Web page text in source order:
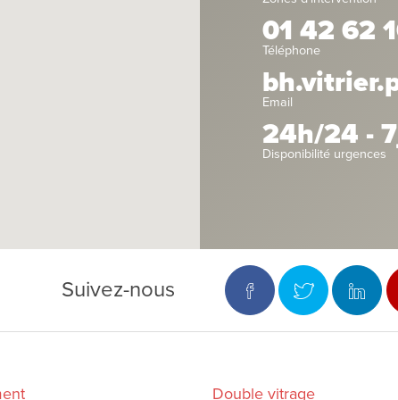
01 42 62
Téléphone
Email
24h/24 -
Disponibilité urgences
Suivez-nous
Double vitrage